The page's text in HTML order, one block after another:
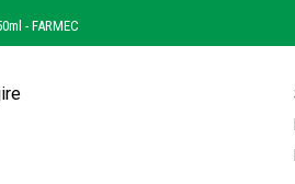
- FARMEC